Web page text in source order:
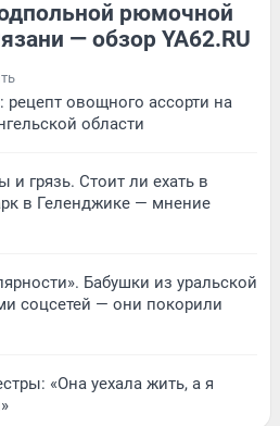
рюмочной
— обзор YA62.RU
рецепт овощного ассорти на
области
и грязь. Стоит ли ехать в
в Геленджике — мнение
Бабушки из уральской
соцсетей — они покорили
«Она уехала жить, а я